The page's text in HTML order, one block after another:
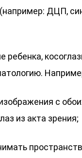
(например: ДЦП,
ребенка,
с
из акта зрения;